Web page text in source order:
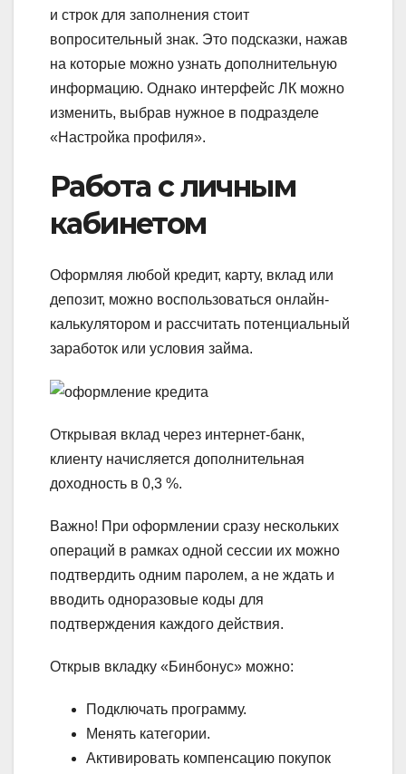
и строк для заполнения стоит
вопросительный знак. Это подсказки, нажав
на которые можно узнать дополнительную
информацию. Однако интерфейс ЛК можно
изменить, выбрав нужное в подразделе
«Настройка профиля».
Работа с личным
кабинетом
Оформляя любой кредит, карту, вклад или
депозит, можно воспользоваться онлайн-
калькулятором и рассчитать потенциальный
заработок или условия займа.
Открывая вклад через интернет-банк,
клиенту начисляется дополнительная
доходность в 0,3 %.
Важно! При оформлении сразу нескольких
операций в рамках одной сессии их можно
подтвердить одним паролем, а не ждать и
вводить одноразовые коды для
подтверждения каждого действия.
Открыв вкладку «Бинбонус» можно:
Подключать программу.
Менять категории.
Активировать компенсацию покупок